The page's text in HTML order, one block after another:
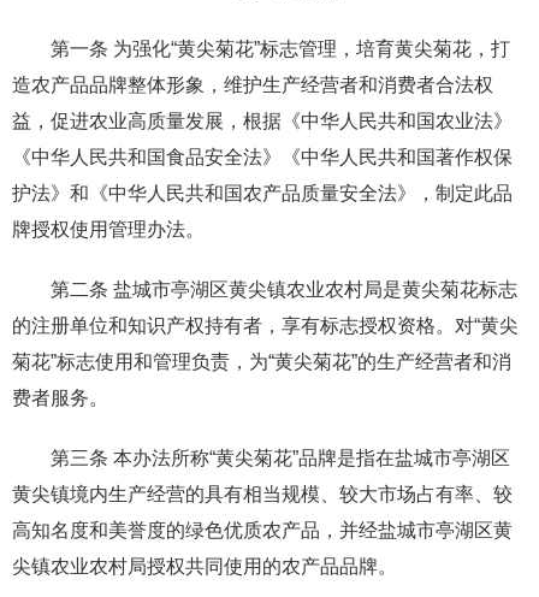
第一条 为强化“黄尖菊花”标志管理，培育黄尖菊花，打
造农产品品牌整体形象，维护生产经营者和消费者合法权
益，促进农业高质量发展，根据《中华人民共和国农业法》
《中华人民共和国食品安全法》《中华人民共和国著作权保
护法》和《中华人民共和国农产品质量安全法》，制定此品
牌授权使用管理办法。
第二条 盐城市亭湖区黄尖镇农业农村局是黄尖菊花标志
的注册单位和知识产权持有者，享有标志授权资格。对“黄尖
菊花”标志使用和管理负责，为“黄尖菊花”的生产经营者和消
费者服务。
第三条 本办法所称“黄尖菊花”品牌是指在盐城市亭湖区
黄尖镇境内生产经营的具有相当规模、较大市场占有率、较
高知名度和美誉度的绿色优质农产品，并经盐城市亭湖区黄
尖镇农业农村局授权共同使用的农产品品牌。